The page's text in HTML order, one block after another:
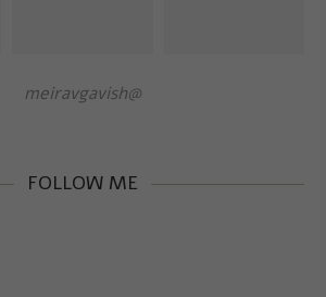
@meiravgavish
FOLLOW ME